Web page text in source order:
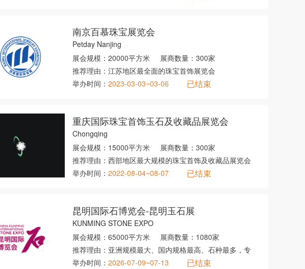
南京百慕珠宝展览会
Petday Nanjing
展会规模： 20000平方米 展商数量： 300家
推荐理由： 江苏地区最全面的珠宝首饰展览会
举办时间： 2023-03-03~03-06 已结束
重庆国际珠宝首饰玉石及收藏品展览会
Chongqing
展会规模： 15000平方米 展商数量： 300家
推荐理由： 西部地区最大规模的珠宝首饰及收藏品展览会
举办时间： 2022-08-04~08-07 已结束
昆明国际石博览会-昆明玉石展
KUNMING STONE EXPO
展会规模： 65000平方米 展商数量： 1080家
推荐理由： 亚洲规模最大、国内规格最高、石种最多，专
举办时间： 2026-07-09~07-13 已结束